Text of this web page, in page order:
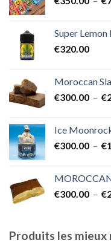
Super
€320.00
Moroccan
€300.00 – €
Ice
€300.00 – €
€300.00 – €
Produits les mieux